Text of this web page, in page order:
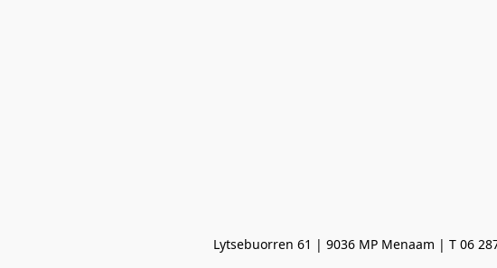
Lytsebuorren 61 | 9036 MP Menaam | T 06